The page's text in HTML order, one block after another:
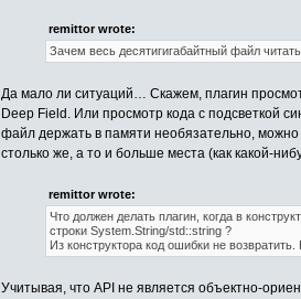
remittor wrote:
Зачем весь десятигигабайтный файл
Да мало ли ситуаций… Скажем, плагин
Deep Field. Или просмотр кода с подсветкой
файл держать в памяти необязательно,
столько же, а то и больше места (как какой-
remittor wrote:
Что должен делать плагин, когда в
строки System.String/std::string ?
Из конструктора код ошибки не
Учитывая, что API не является объектно-